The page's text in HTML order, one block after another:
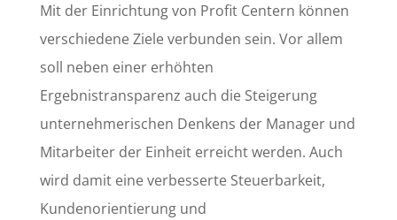
Mit der Einrichtung von Profit Centern können
verschiedene Ziele verbunden sein. Vor allem
soll neben einer erhöhten
Ergebnistransparenz auch die Steigerung
unternehmerischen Denkens der Manager und
Mitarbeiter der Einheit erreicht werden. Auch
wird damit eine verbesserte Steuerbarkeit,
Kundenorientierung und